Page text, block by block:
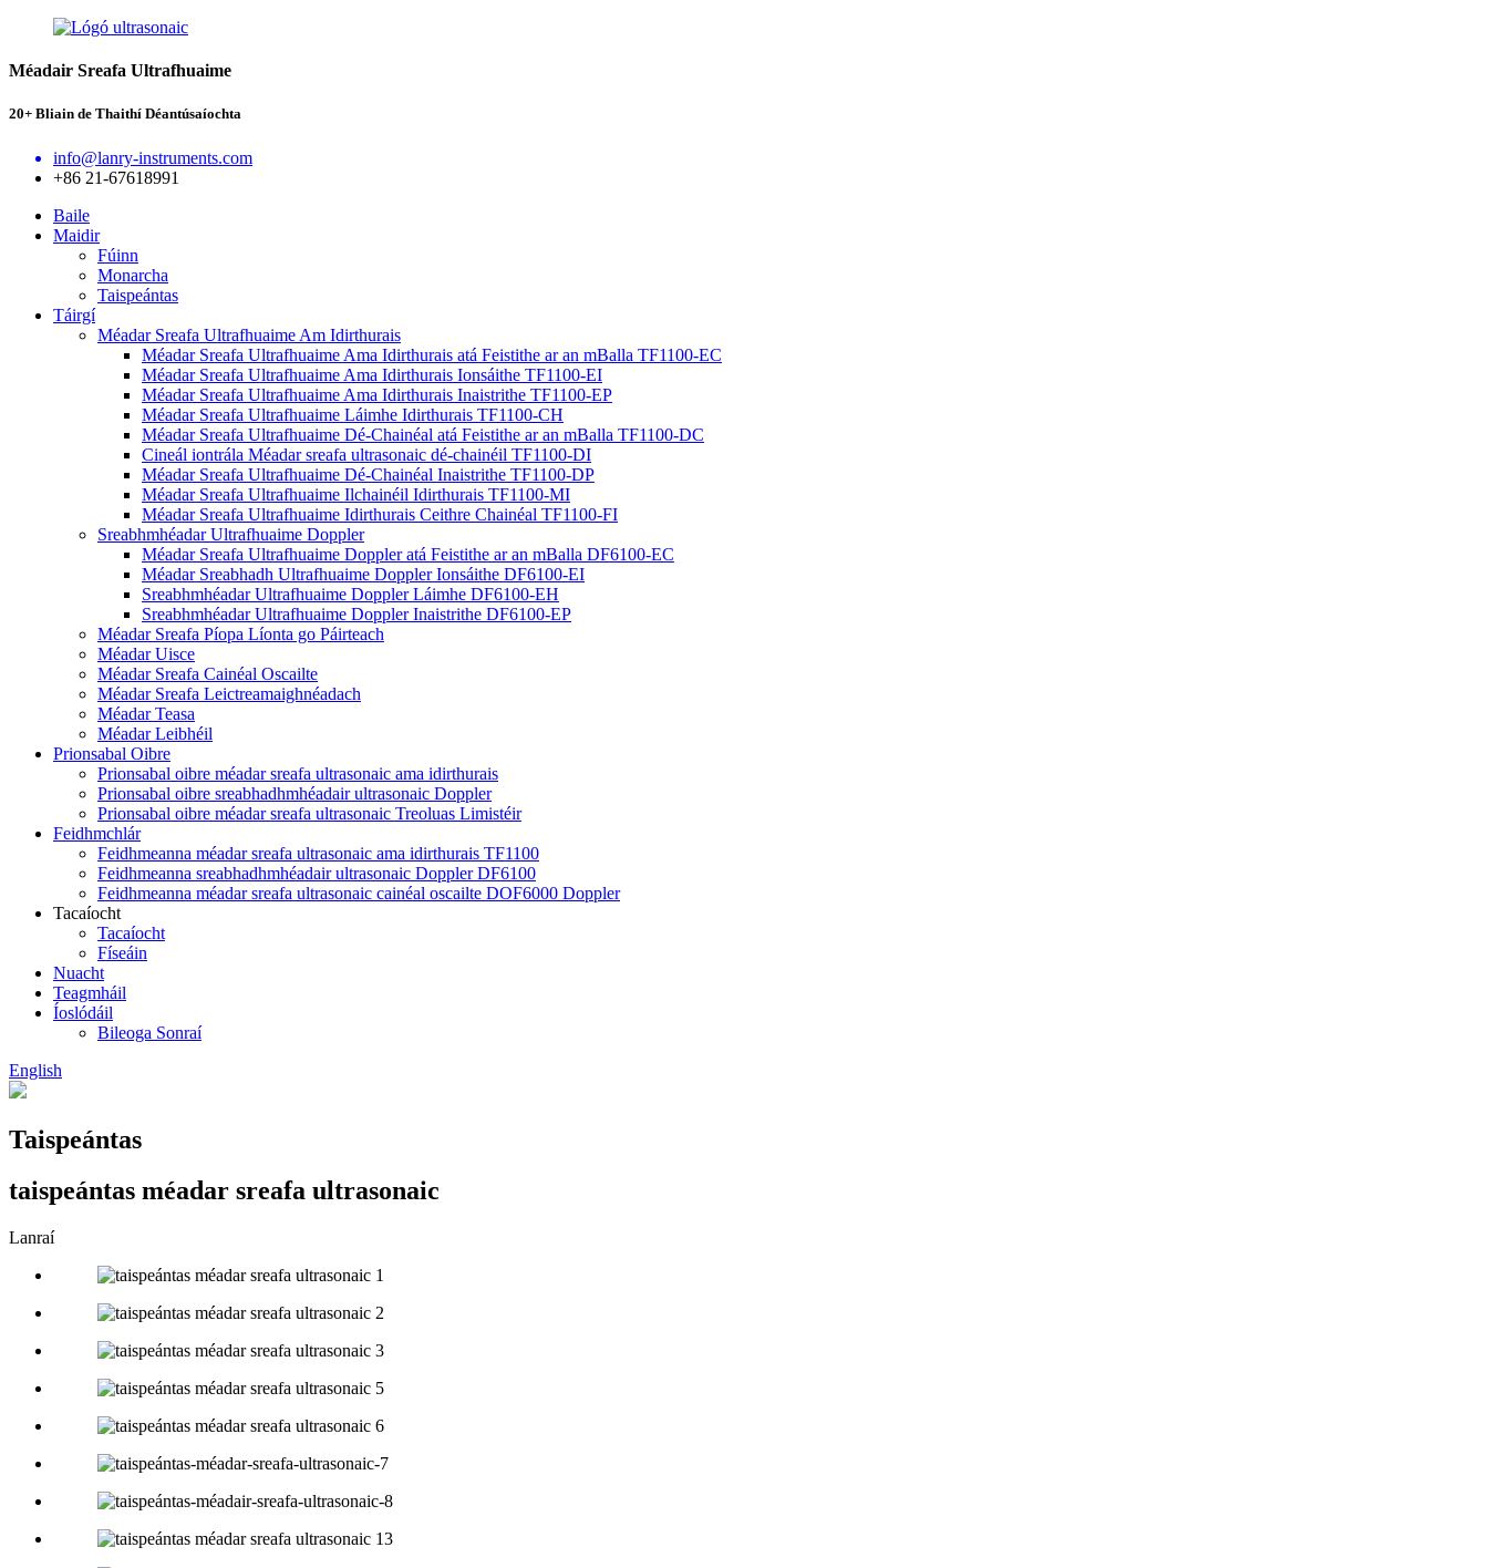
Méadair Sreafa Ultrafhuaime
20+ Bliain de Thaithí Déantúsaíochta
info@lanry-instruments.com
+86 21-67618991
Baile
Maidir
Fúinn
Monarcha
Taispeántas
Táirgí
Méadar Sreafa Ultrafhuaime Am Idirthurais
Méadar Sreafa Ultrafhuaime Ama Idirthurais atá Feistithe ar an mBalla TF1100-EC
Méadar Sreafa Ultrafhuaime Ama Idirthurais Ionsáithe TF1100-EI
Méadar Sreafa Ultrafhuaime Ama Idirthurais Inaistrithe TF1100-EP
Méadar Sreafa Ultrafhuaime Láimhe Idirthurais TF1100-CH
Méadar Sreafa Ultrafhuaime Dé-Chainéal atá Feistithe ar an mBalla TF1100-DC
Cineál iontrála Méadar sreafa ultrasonaic dé-chainéil TF1100-DI
Méadar Sreafa Ultrafhuaime Dé-Chainéal Inaistrithe TF1100-DP
Méadar Sreafa Ultrafhuaime Ilchainéil Idirthurais TF1100-MI
Méadar Sreafa Ultrafhuaime Idirthurais Ceithre Chainéal TF1100-FI
Sreabhmhéadar Ultrafhuaime Doppler
Méadar Sreafa Ultrafhuaime Doppler atá Feistithe ar an mBalla DF6100-EC
Méadar Sreabhadh Ultrafhuaime Doppler Ionsáithe DF6100-EI
Sreabhmhéadar Ultrafhuaime Doppler Láimhe DF6100-EH
Sreabhmhéadar Ultrafhuaime Doppler Inaistrithe DF6100-EP
Méadar Sreafa Píopa Líonta go Páirteach
Méadar Uisce
Méadar Sreafa Cainéal Oscailte
Méadar Sreafa Leictreamaighnéadach
Méadar Teasa
Méadar Leibhéil
Prionsabal Oibre
Prionsabal oibre méadar sreafa ultrasonaic ama idirthurais
Prionsabal oibre sreabhadhmhéadair ultrasonaic Doppler
Prionsabal oibre méadar sreafa ultrasonaic Treoluas Limistéir
Feidhmchlár
Feidhmeanna méadar sreafa ultrasonaic ama idirthurais TF1100
Feidhmeanna sreabhadhmhéadair ultrasonaic Doppler DF6100
Feidhmeanna méadar sreafa ultrasonaic cainéal oscailte DOF6000 Doppler
Tacaíocht
Tacaíocht
Físeáin
Nuacht
Teagmháil
Íoslódáil
Bileoga Sonraí
English
Taispeántas
taispeántas méadar sreafa ultrasonaic
Lanraí